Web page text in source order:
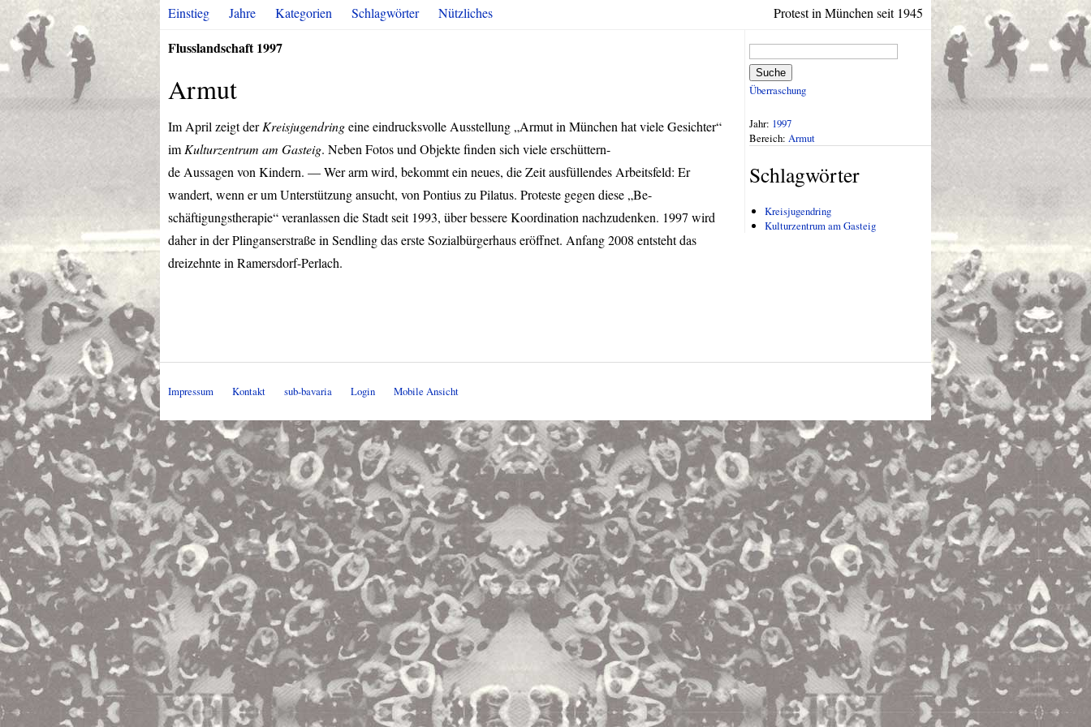
Protest in München seit 1945
Einstieg Jahre Kategorien Schlagwörter Nützliches
Flusslandschaft 1997
Armut
Im April zeigt derKreisjugendringeine eindrucksvolle Ausstellung „Armut in München hat viele Gesichter“
im Kulturzentrum am Gasteig. Neben Fotos und Objekte finden sich viele erschüttern-
de Aussagen von Kindern. — Wer arm wird, bekommt ein neues, die Zeit ausfüllendes Arbeitsfeld: Er
wandert, wenn er um Unterstützung ansucht, von Pontius zu Pilatus. Proteste gegen diese „Be-
schäftigungstherapie“ veranlassen die Stadt seit 1993, über bessere Koordination nachzudenken. 1997 wird
daher in der Plinganserstraße in Sendling das erste Sozialbürgerhaus eröffnet. Anfang 2008 entsteht das
dreizehnte in Ramersdorf-Perlach.
Suche
Überraschung
Jahr: 1997
Bereich: Armut
Schlagwörter
Kreisjugendring
Kulturzentrum am Gasteig
Impressum Kontakt sub-bavaria Login Mobile Ansicht